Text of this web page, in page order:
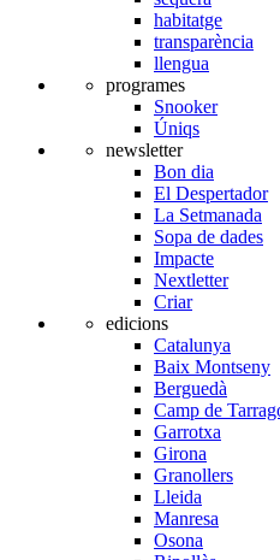
habitatge
transparència
llengua
programes
Snooker
Úniqs
newsletter
Bon dia
El Despertador
La Setmanada
Sopa de dades
Impacte
Nextletter
Criar
edicions
Catalunya
Baix Montseny
Berguedà
Camp de
Garrotxa
Girona
Granollers
Lleida
Manresa
Osona